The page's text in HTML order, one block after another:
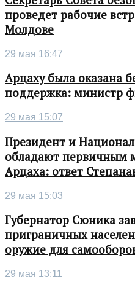
проведет рабочие
Молдове
29 мая 16:47
Арцаху была оказана
поддержка: министр
29 мая 15:07
Президент и
обладают первичным
Арцаха: ответ
29 мая 15:03
Губернатор Сюника
приграничных
оружие для
29 мая 13:11